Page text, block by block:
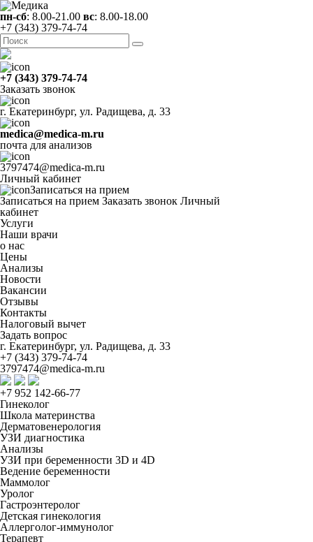
пн-сб: 8.00-21.00 вс: 8.00-18.00
+7 (343) 379-74-74
+7 (343) 379-74-74
Заказать звонок
г. Екатеринбург, ул. Радищева, д. 33
medica@medica-m.ru
почта для анализов
3797474@medica-m.ru
Личный кабинет
Записаться на прием
Записаться на прием Заказать звонок Личный
кабинет
Услуги
Наши врачи
о нас
Цены
Анализы
Новости
Вакансии
Отзывы
Контакты
Налоговый вычет
Задать вопрос
г. Екатеринбург, ул. Радищева, д. 33
+7 (343) 379-74-74
3797474@medica-m.ru
+7 952 142-66-77
Гинеколог
Школа материнства
Дерматовенерология
УЗИ диагностика
Анализы
УЗИ при беременности 3D и 4D
Ведение беременности
Маммолог
Уролог
Гастроэнтеролог
Детская гинекология
Аллерголог-иммунолог
Терапевт